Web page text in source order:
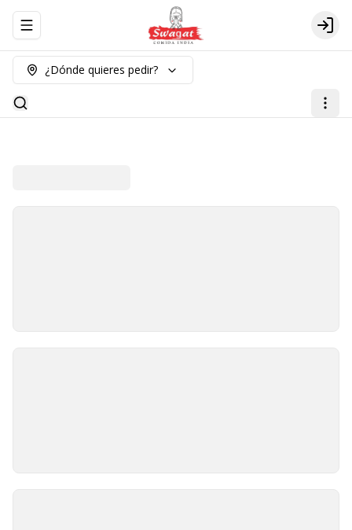
Abrir menu de navegación Login
¿Dónde quieres pedir?